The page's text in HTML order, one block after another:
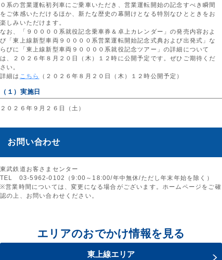
０系の営業運転初列車にご乗車いただき、営業運転開始の記念すべき瞬間
をご体感いただけるほか、新たな歴史の幕開けとなる特別なひとときをお
楽しみいただけます。
なお、「９００００系就役記念乗車券＆卓上カレンダー」の発売内容およ
び「東上線新型車両９００００系営業運転開始記念式典および出発式」な
らびに「東上線新型車両９００００系就役記念ツアー」の詳細について
は、２０２６年８月２０日（木）１２時に公開予定です。ぜひご期待くだ
さい。
詳細は こちら （２０２６年８月２０日（木）１２時公開予定）
（１）実施日
２０２６年９月２６日（土）
お問い合わせ
東武鉄道お客さまセンター
TEL 03-5962-0102（9:00～18:00/年中無休/ただし年末年始を除く）
※営業時間については、変更になる場合がございます。ホームページをご確
認の上、お問い合わせください。
エリアのおでかけ情報を見る
東上線エリア